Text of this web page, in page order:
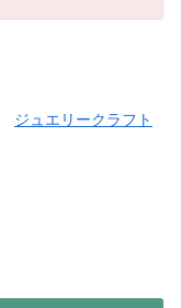
ジュエリークラフト